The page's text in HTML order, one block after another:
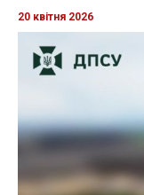
20 квітня 2026